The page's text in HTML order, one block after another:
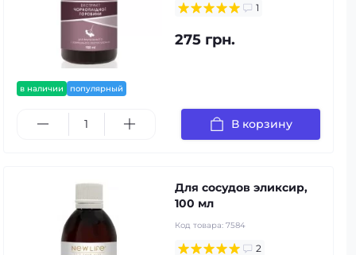
в наличии популярный
1
275 грн.
В корзину
Для сосудов эликсир,
100 мл
Код товара: 7584
2